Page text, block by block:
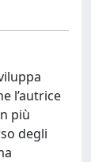
l’autrice
più
degli